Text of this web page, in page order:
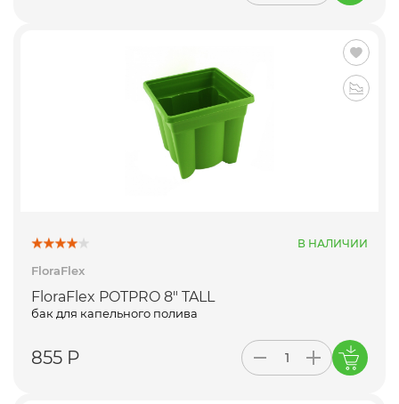
В НАЛИЧИИ
FloraFlex
FloraFlex POTPRO 8" TALL
бак для капельного полива
855 Р